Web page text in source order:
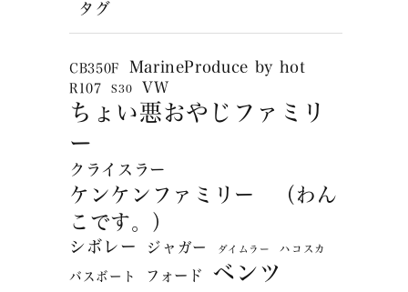
タグ
CB350F MarineProduce by hot
R107 S30 VW
ちょい悪おやじファミリ
ー
クライスラー
ケンケンファミリー （わん
こです。）
シボレー ジャガー ダイムラー ハコスカ
バスボート フォード ベンツ